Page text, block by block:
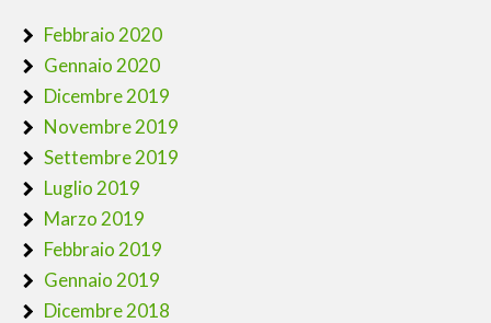
Febbraio 2020
Gennaio 2020
Dicembre 2019
Novembre 2019
Settembre 2019
Luglio 2019
Marzo 2019
Febbraio 2019
Gennaio 2019
Dicembre 2018